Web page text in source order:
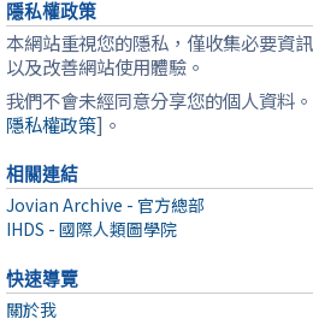
隱私權政策
本網站重視您的隱私，僅收集必要資
以及改善網站使用體驗。
我們不會未經同意分享您的個人資料
隱私權政策]。
相關連結
Jovian Archive - 官方總部
IHDS - 國際人類圖學院
快速導覽
關於我